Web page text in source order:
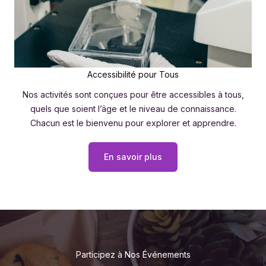
Accessibilité pour Tous
Nos activités sont conçues pour être accessibles à tous,
quels que soient l’âge et le niveau de connaissance.
Chacun est le bienvenu pour explorer et apprendre.
En savoir plus
Participez à Nos Événements